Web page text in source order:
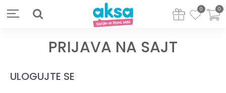
0
0
PRIJAVA NA SAJT
ULOGUJTE SE